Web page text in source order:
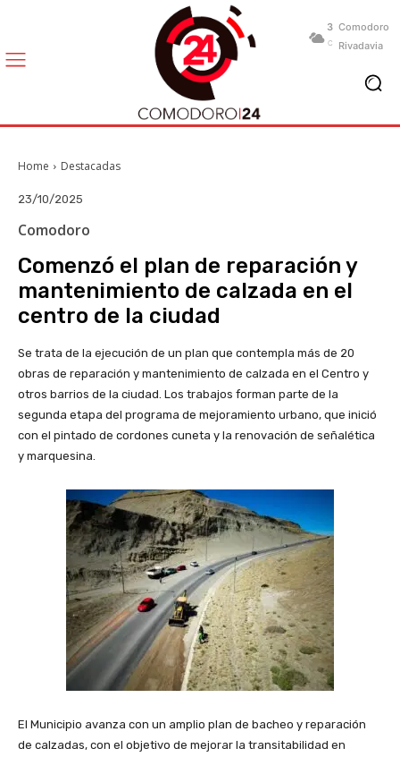
3
C
Comodoro
Rivadavia
Home Destacadas
23/10/2025
Comodoro
Comenzó el plan de reparación y
mantenimiento de calzada en el
centro de la ciudad
Se trata de la ejecución de un plan que contempla más de 20
obras de reparación y mantenimiento de calzada en el Centro y
otros barrios de la ciudad. Los trabajos forman parte de la
segunda etapa del programa de mejoramiento urbano, que inició
con el pintado de cordones cuneta y la renovación de señalética
y marquesina.
El Municipio avanza con un amplio plan de bacheo y reparación
de calzadas, con el objetivo de mejorar la transitabilidad en